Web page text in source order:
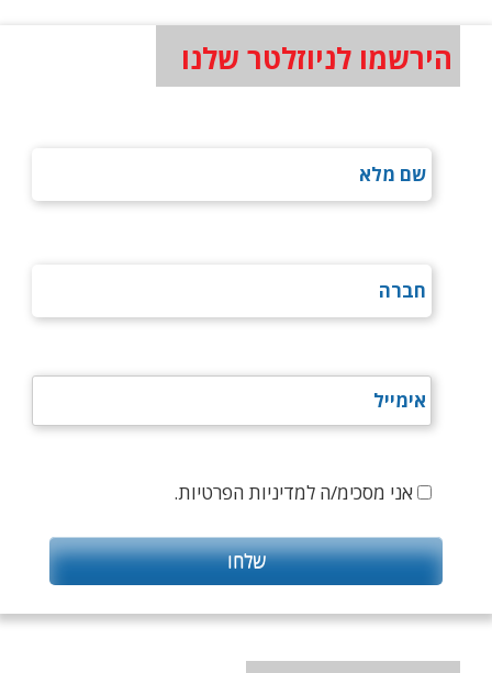
הירשמו לניוזלטר שלנו
אני מסכימ/ה למדיניות הפרטיות.